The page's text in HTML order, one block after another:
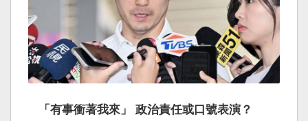
「有事衝著我來」 政治責任或口號表演？